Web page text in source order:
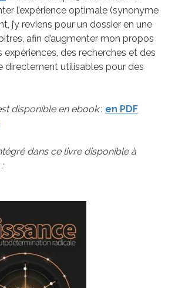
l’expérience optimale (synonyme
j’y reviens pour un dossier en une
afin d’augmenter mon propos
expériences, des recherches et des
directement utilisables pour des
disponible en ebook: en PDF
dans ce livre disponible à